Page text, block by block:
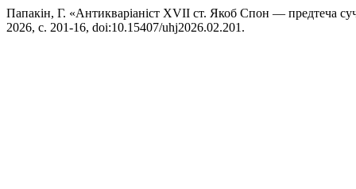
Папакін, Г. «Антикваріаніст XVII ст. Якоб Спон — предтеча
2026, с. 201-16, doi:10.15407/uhj2026.02.201.